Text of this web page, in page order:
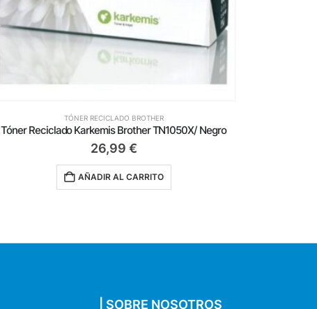
TÓNER RECICLADO BROTHER
Tóner Reciclado Karkemis Brother TN1050X/ Negro
26,99 €
AÑADIR AL CARRITO
| SOBRE NOSOTROS